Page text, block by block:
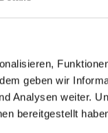
geben wir
Analysen weiter.
bereitgestellt